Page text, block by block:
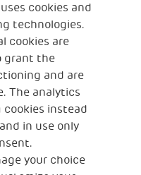
Nous contacter
Réfugiés
FRANCE
cookies and
technologies.
cookies are
grant the
and are
The analytics
instead
in use only
your choice